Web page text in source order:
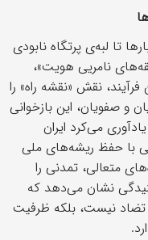
تا لبه‌ی پرتگاه نابودی
نامریی هویت»،
نقش «نقشه راه» را
و صفویان، این بازخوانی
می‌کرد ایران
با حفظ ریشه‌های ملی
متعالی، تمدنی را
نشان می‌دهد که
تضاد نیست، بلکه ظرفیت